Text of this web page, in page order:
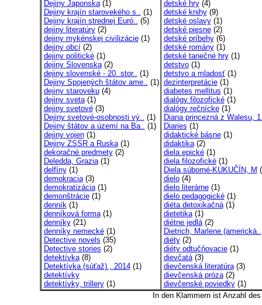
Dejiny Japonska(1)
Dejiny krajín starovekého s.. (1)
Dejiny krajín strednej Euró.. (5)
dejiny literatúry(2)
dejiny mykénskej civilizácie(1)
dejiny obcí(2)
dejiny politické(1)
dejiny Slovenska(2)
dejiny slovenské - 20. stor.. (1)
Dejiny Spojených štátov ame.. (1)
dejiny staroveku(4)
dejiny sveta(1)
dejiny svetové(3)
Dejiny svetové-osobnosti vý.. (1)
Dejiny štátov a území na Ba.. (1)
dejiny vojen(1)
Dejiny ZSSR a Ruska(1)
dekoračné predmety(2)
Deledda, Grazia(1)
delfíny(1)
demokracia(3)
demokratizácia(1)
demonštrácie(1)
denník(1)
denníková forma(1)
denníky(21)
denníky nemecké(1)
Detective novels (35)
Detective stories (2)
detektívka(8)
Detektívka (súťaž) , 2014(1)
detektívky
detektívky, trillery(1)
detské hry(4)
detské knihy(9)
detské oslavy(1)
detské piesne(2)
detské príbehy(6)
detské romány(1)
detské tanečné hry(1)
detstvo(1)
detstvo a mladosť(1)
dezinterpretácie(1)
diabetes mellitus (1)
dialógy filozofické(1)
dialógy rečnícke(1)
Diana princezná z Walesu,
Diaries (1)
didaktické básne(1)
didaktika(2)
diela epické(1)
diela filozofické(1)
Diela súborné-KUKUČÍN, M
dielo(4)
dielo literárne(1)
dielo pedagogické(1)
diéta detoxikačná(1)
dietetika(1)
diétne jedlá(2)
Dietrich, Marlene (americká..
diéty(2)
diéty odtučňovacie(1)
dievčatá(3)
dievčenská literatúra(3)
dievčenská próza(2)
dievčenské poviedky(1)
In den Klammern ist Anzahl